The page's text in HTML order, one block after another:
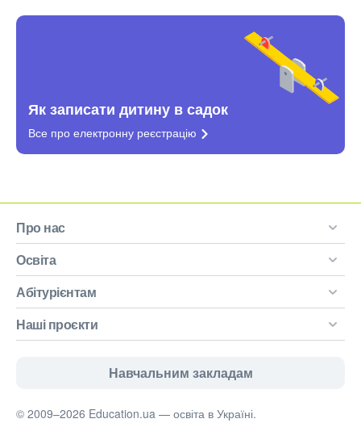
Як записати дитину в садок
Все про електронну реєстрацію
Про нас
Освіта
Абітурієнтам
Наші проєкти
Навчальним закладам
© 2009–2026 Education.ua — освіта в Україні.